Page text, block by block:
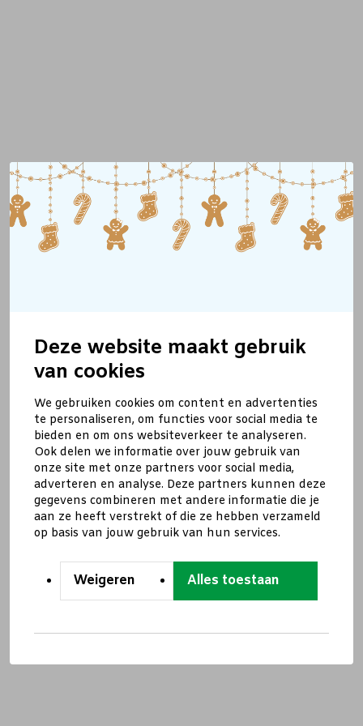
Deze website maakt gebruik
van cookies
We gebruiken cookies om content en advertenties
te personaliseren, om functies voor social media te
bieden en om ons websiteverkeer te analyseren.
Ook delen we informatie over jouw gebruik van
onze site met onze partners voor social media,
adverteren en analyse. Deze partners kunnen deze
gegevens combineren met andere informatie die je
aan ze heeft verstrekt of die ze hebben verzameld
op basis van jouw gebruik van hun services.
Weigeren Alles toestaan